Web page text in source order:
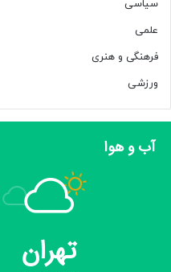
سیاسی
علمی
فرهنگی و هنری
ورزشی
آب و هوا
تهران